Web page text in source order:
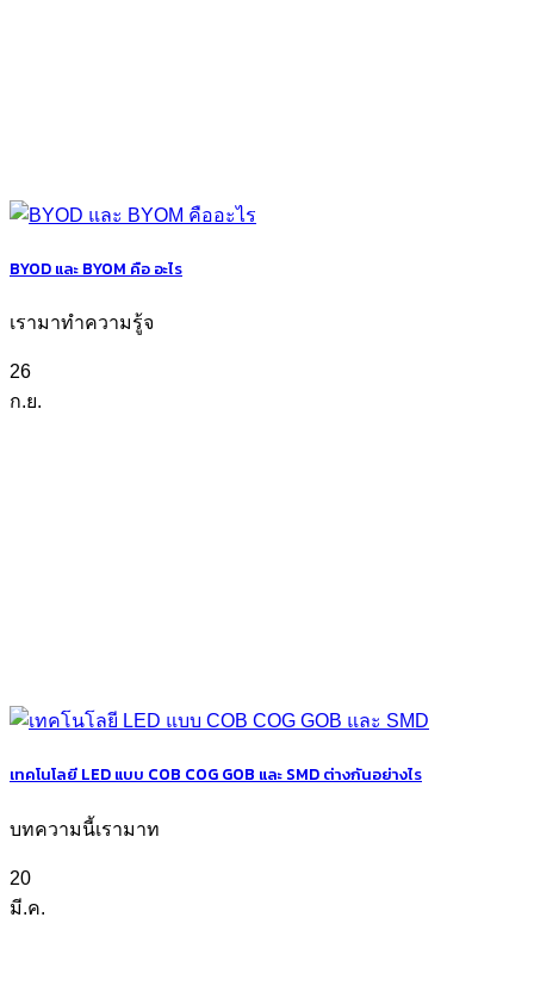
BYOD และ BYOM คือ อะไร
เรามาทำความรู้จ
26
ก.ย.
เทคโนโลยี LED แบบ COB COG GOB และ SMD ต่างกันอย่างไร
บทความนี้เรามาท
20
มี.ค.